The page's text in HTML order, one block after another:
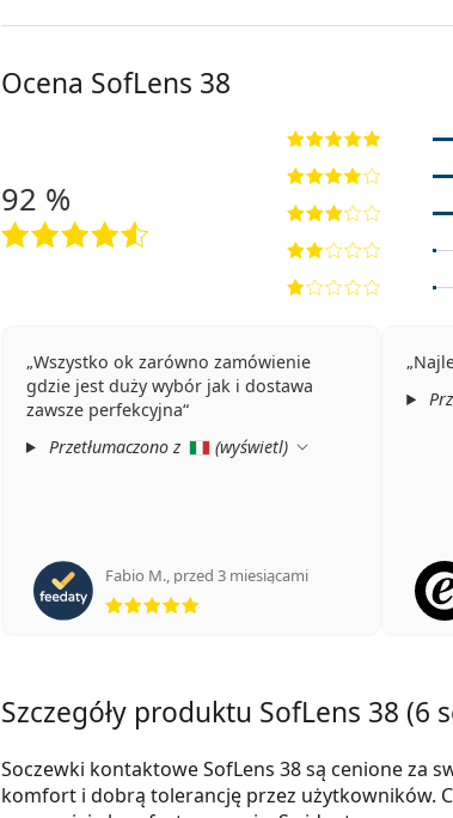
Ocena SofLens 38
92 %
Wszystko ok zarówno zamówienie
gdzie jest duży wybór jak i dostawa
zawsze perfekcyjna
Przetłumaczono z
(wyświetl)
Fabio M., przed 3 miesiącami
ocena 5 z 5
Szczegóły produktu SofLens 38 (6
Soczewki kontaktowe SofLens 38 są cenione za
komfort i dobrą tolerancję przez użytkowników.